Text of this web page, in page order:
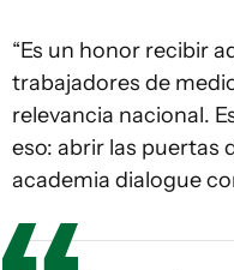
“Es un honor recibir
trabajadores de
relevancia nacional.
eso: abrir las puertas
academia dialogue